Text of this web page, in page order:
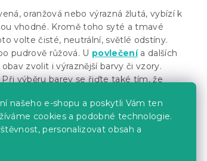
našeho e-shopu a poskytli Vám ten
cookies a podobné technologie.
personalizovat obsah a
oranžová nebo výrazná žlutá, vybízí k
vhodné. Kromě toho syté a tmavé
volte čisté, neutrální, světlé odstíny.
pudrově růžová. U povlečenía dalších
zvolit i výraznější barvy či vzory.
Při výběru barev se řiďte také tím, že
Nikdy ne více.